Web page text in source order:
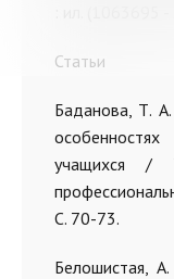
Статьи
Баданова, Т.
учащихся /
С. 70-73.
Белошистая,